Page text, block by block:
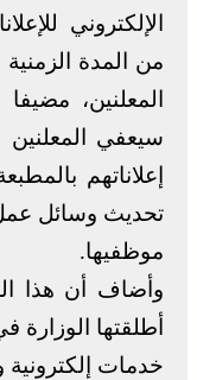
الإلكتروني
من المدة الزمنية
المعلنين،
سيعفي
إعلاناتهم
تحديث وسائل
موظفيها.
وأضاف أن هذا
أطلقتها الوزارة
خدمات